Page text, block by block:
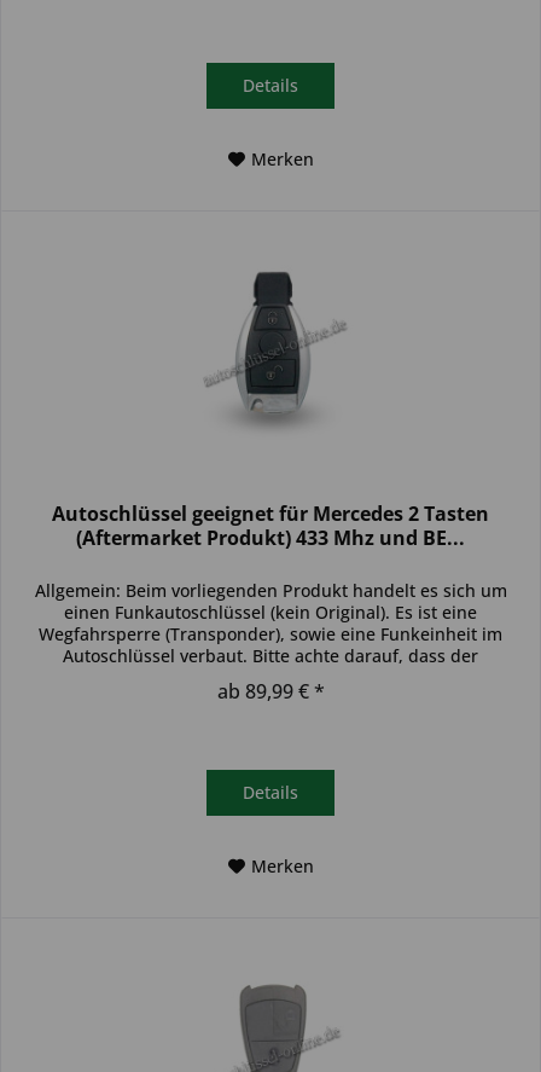
Details
Merken
Autoschlüssel geeignet für Mercedes 2 Tasten
(Aftermarket Produkt) 433 Mhz und BE...
Allgemein: Beim vorliegenden Produkt handelt es sich um
einen Funkautoschlüssel (kein Original). Es ist eine
Wegfahrsperre (Transponder), sowie eine Funkeinheit im
Autoschlüssel verbaut. Bitte achte darauf, dass der
Autoschlüssel deinem...
ab 89,99 € *
Details
Merken